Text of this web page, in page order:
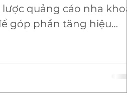
quảng cáo nha khoa
góp phần tăng hiệu